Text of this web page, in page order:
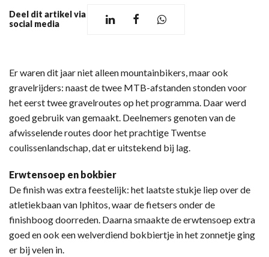
Deel dit artikel via
social media
Er waren dit jaar niet alleen mountainbikers, maar ook
gravelrijders: naast de twee MTB-afstanden stonden voor
het eerst twee gravelroutes op het programma. Daar werd
goed gebruik van gemaakt. Deelnemers genoten van de
afwisselende routes door het prachtige Twentse
coulissenlandschap, dat er uitstekend bij lag.
Erwtensoep en bokbier
De finish was extra feestelijk: het laatste stukje liep over de
atletiekbaan van Iphitos, waar de fietsers onder de
finishboog doorreden. Daarna smaakte de erwtensoep extra
goed en ook een welverdiend bokbiertje in het zonnetje ging
er bij velen in.